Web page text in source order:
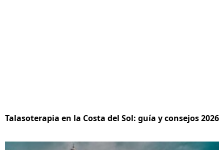
Talasoterapia en la Costa del Sol: guía y consejos 2026